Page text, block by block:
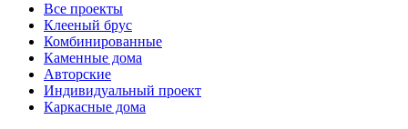
Все проекты
Клееный брус
Комбинированные
Каменные дома
Авторские
Индивидуальный проект
Каркасные дома